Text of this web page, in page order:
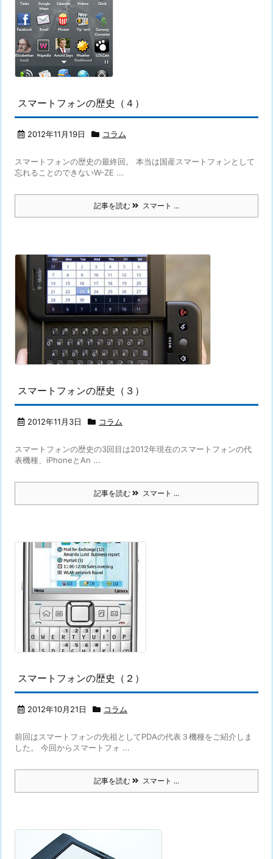
スマートフォンの歴史（４）
2012年11月19日 コラム
スマートフォンの歴史の最終回。 本当は国産スマートフォンとして
忘れることのできないW-ZE ...
記事を読む スマート ...
スマートフォンの歴史（３）
2012年11月3日 コラム
スマートフォンの歴史の3回目は2012年現在のスマートフォンの代
表機種、iPhoneとAn ...
記事を読む スマート ...
スマートフォンの歴史（２）
2012年10月21日 コラム
前回はスマートフォンの先祖としてPDAの代表３機種をご紹介しま
した。 今回からスマートフォ ...
記事を読む スマート ...